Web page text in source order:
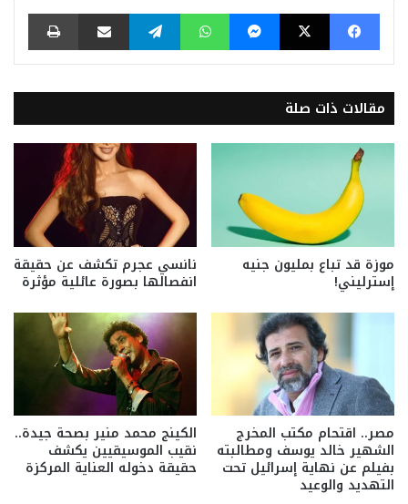
فيسبوك ‫X ماسنجر واتساب تيلقرام مشاركة عبر البريد طباعة
مقالات ذات صلة
موزة قد تباع بمليون جنيه
إسترليني!
نانسي عجرم تكشف عن حقيقة
انفصالها بصورة عائلية مؤثرة
مصر.. اقتحام مكتب المخرج
الشهير خالد يوسف ومطالبته
بفيلم عن نهاية إسرائيل تحت
التهديد والوعيد
الكينج محمد منير بصحة جيدة..
نقيب الموسيقيين يكشف
حقيقة دخوله العناية المركزة